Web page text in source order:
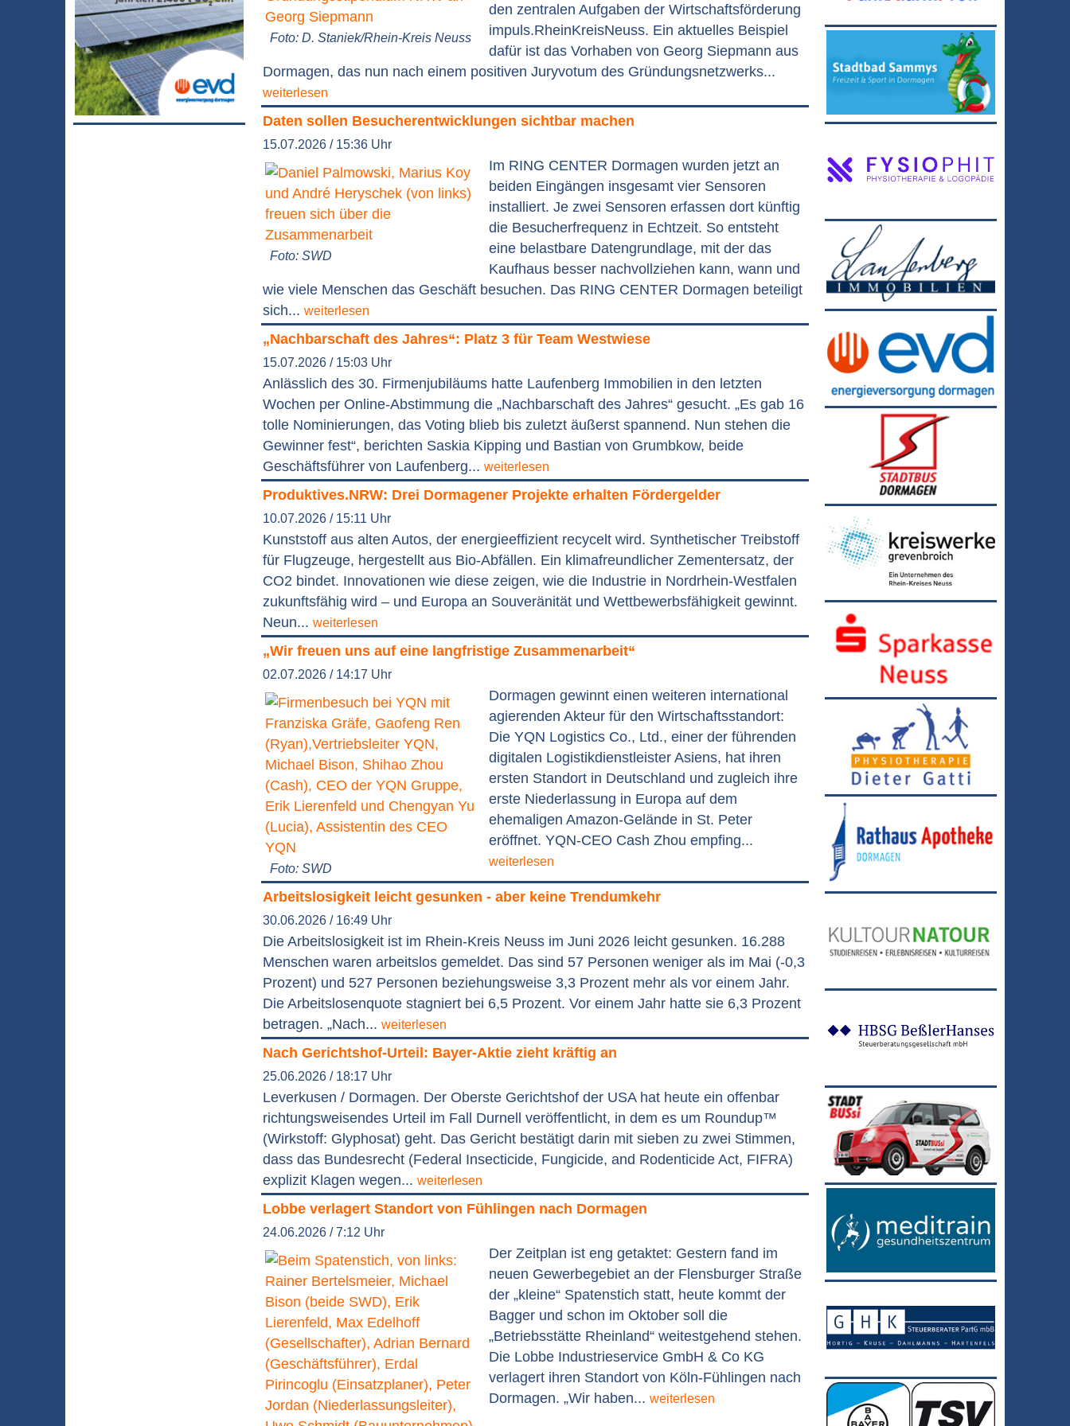
Foto: D. Staniek/Rhein-Kreis Neuss
den zentralen Aufgaben der Wirtschaftsförderung
impuls.RheinKreisNeuss. Ein aktuelles Beispiel
dafür ist das Vorhaben von Georg Siepmann aus
Dormagen, das nun nach einem positiven Juryvotum des Gründungsnetzwerks...
weiterlesen
Daten sollen Besucherentwicklungen sichtbar machen
15.07.2026 / 15:36 Uhr
Foto: SWD
Im RING CENTER Dormagen wurden jetzt an
beiden Eingängen insgesamt vier Sensoren
installiert. Je zwei Sensoren erfassen dort künftig
die Besucherfrequenz in Echtzeit. So entsteht
eine belastbare Datengrundlage, mit der das
Kaufhaus besser nachvollziehen kann, wann und
wie viele Menschen das Geschäft besuchen. Das RING CENTER Dormagen beteiligt
sich... weiterlesen
„Nachbarschaft des Jahres“: Platz 3 für Team Westwiese
15.07.2026 / 15:03 Uhr
Anlässlich des 30. Firmenjubiläums hatte Laufenberg Immobilien in den letzten
Wochen per Online-Abstimmung die „Nachbarschaft des Jahres“ gesucht. „Es gab 16
tolle Nominierungen, das Voting blieb bis zuletzt äußerst spannend. Nun stehen die
Gewinner fest“, berichten Saskia Kipping und Bastian von Grumbkow, beide
Geschäftsführer von Laufenberg... weiterlesen
Produktives.NRW: Drei Dormagener Projekte erhalten Fördergelder
10.07.2026 / 15:11 Uhr
Kunststoff aus alten Autos, der energieeffizient recycelt wird. Synthetischer Treibstoff
für Flugzeuge, hergestellt aus Bio-Abfällen. Ein klimafreundlicher Zementersatz, der
CO2 bindet. Innovationen wie diese zeigen, wie die Industrie in Nordrhein-Westfalen
zukunftsfähig wird – und Europa an Souveränität und Wettbewerbsfähigkeit gewinnt.
Neun... weiterlesen
„Wir freuen uns auf eine langfristige Zusammenarbeit“
02.07.2026 / 14:17 Uhr
Foto: SWD
Dormagen gewinnt einen weiteren international
agierenden Akteur für den Wirtschaftsstandort:
Die YQN Logistics Co., Ltd., einer der führenden
digitalen Logistikdienstleister Asiens, hat ihren
ersten Standort in Deutschland und zugleich ihre
erste Niederlassung in Europa auf dem
ehemaligen Amazon-Gelände in St. Peter
eröffnet. YQN-CEO Cash Zhou empfing...
weiterlesen
Arbeitslosigkeit leicht gesunken - aber keine Trendumkehr
30.06.2026 / 16:49 Uhr
Die Arbeitslosigkeit ist im Rhein-Kreis Neuss im Juni 2026 leicht gesunken. 16.288
Menschen waren arbeitslos gemeldet. Das sind 57 Personen weniger als im Mai (-0,3
Prozent) und 527 Personen beziehungsweise 3,3 Prozent mehr als vor einem Jahr.
Die Arbeitslosenquote stagniert bei 6,5 Prozent. Vor einem Jahr hatte sie 6,3 Prozent
betragen. „Nach... weiterlesen
Nach Gerichtshof-Urteil: Bayer-Aktie zieht kräftig an
25.06.2026 / 18:17 Uhr
Leverkusen / Dormagen. Der Oberste Gerichtshof der USA hat heute ein offenbar
richtungsweisendes Urteil im Fall Durnell veröffentlicht, in dem es um Roundup™
(Wirkstoff: Glyphosat) geht. Das Gericht bestätigt darin mit sieben zu zwei Stimmen,
dass das Bundesrecht (Federal Insecticide, Fungicide, and Rodenticide Act, FIFRA)
explizit Klagen wegen... weiterlesen
Lobbe verlagert Standort von Fühlingen nach Dormagen
24.06.2026 / 7:12 Uhr
Der Zeitplan ist eng getaktet: Gestern fand im
neuen Gewerbegebiet an der Flensburger Straße
der „kleine“ Spatenstich statt, heute kommt der
Bagger und schon im Oktober soll die
„Betriebsstätte Rheinland“ weitestgehend stehen.
Die Lobbe Industrieservice GmbH & Co KG
verlagert ihren Standort von Köln-Fühlingen nach
Dormagen. „Wir haben... weiterlesen